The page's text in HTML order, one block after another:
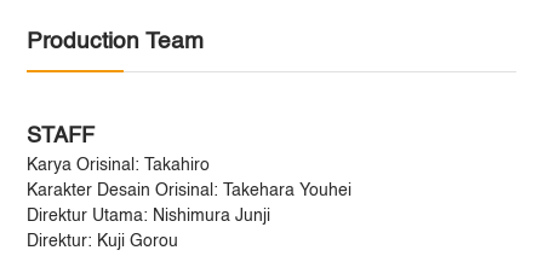
Production Team
STAFF
Karya Orisinal: Takahiro
Karakter Desain Orisinal: Takehara Youhei
Direktur Utama: Nishimura Junji
Direktur: Kuji Gorou